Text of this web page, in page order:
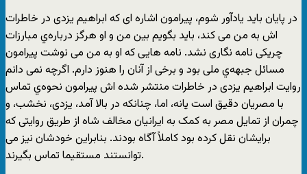
در پایان باید یادآور شوم، پیرامون اشاره ای که ابراهیم یزدی در خاطرات
اش به من می کند، باید بگویم بین من و او هرگز درباره‌ي مبارزات
چریکی نامه نگاری نشد. نامه هایی که او به من می نوشت پیرامون
مسائل جبهه‌ي ملی بود و برخی از آنان را هنوز دارم. اگرچه نمی دانم
روایت ابراهیم یزدی در خاطرات منتشر شده اش پیرامون نحوه‌ي تماس
با مصریان دقیق است یانه، اما، چنانکه در بالا آمد، یزدی، نخشب، و
چمران از تمایل مصر به کمک به ایرانیان مخالف شاه از طریق روایتی که
برایشان نقل کرده بود کاملاً آگاه بودند. بنابراین خودشان نیز می
توانستند مستقیما تماس بگیرند.